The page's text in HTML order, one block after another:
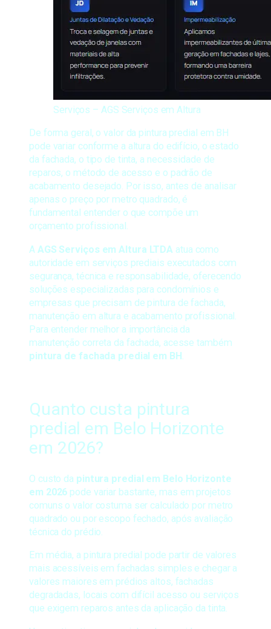
Serviços – AGS Serviços em Altura
De forma geral, o valor da pintura predial em BH
pode variar conforme a altura do edifício, o estado
da fachada, o tipo de tinta, a necessidade de
reparos, o método de acesso e o padrão de
acabamento desejado. Por isso, antes de analisar
apenas o preço por metro quadrado, é
fundamental entender o que compõe um
orçamento profissional.
A AGS Serviços em Altura LTDA atua como
autoridade em serviços prediais executados com
segurança, técnica e responsabilidade, oferecendo
soluções especializadas para condomínios e
empresas que precisam de pintura de fachada,
manutenção em altura e acabamento profissional.
Para entender melhor a importância da
manutenção correta da fachada, acesse também
pintura de fachada predial em BH
Quanto custa pintura
predial em Belo Horizonte
em 2026?
O custo da pintura predial em Belo Horizonte
em 2026 pode variar bastante, mas em projetos
comuns o valor costuma ser calculado por metro
quadrado ou por escopo fechado, após avaliação
técnica do prédio.
Em média, a pintura predial pode partir de valores
mais acessíveis em fachadas simples e chegar a
valores maiores em prédios altos, fachadas
degradadas, locais com difícil acesso ou serviços
que exigem reparos antes da aplicação da tinta.